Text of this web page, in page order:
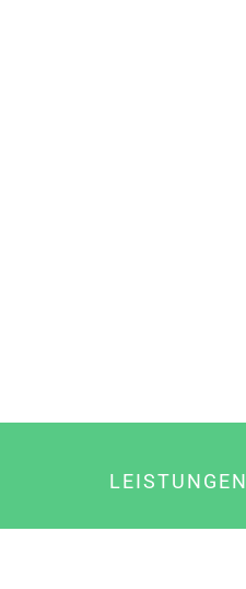
LEISTUNGEN